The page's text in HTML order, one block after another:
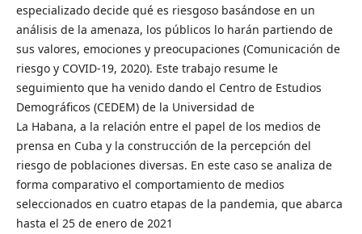
especializado decide qué es riesgoso basándose en un
análisis de la amenaza, los públicos lo harán partiendo de
sus valores, emociones y preocupaciones (Comunicación de
riesgo y COVID-19, 2020). Este trabajo resume le
seguimiento que ha venido dando el Centro de Estudios
Demográficos (CEDEM) de la Universidad de
La Habana, a la relación entre el papel de los medios de
prensa en Cuba y la construcción de la percepción del
riesgo de poblaciones diversas. En este caso se analiza de
forma comparativo el comportamiento de medios
seleccionados en cuatro etapas de la pandemia, que abarca
hasta el 25 de enero de 2021